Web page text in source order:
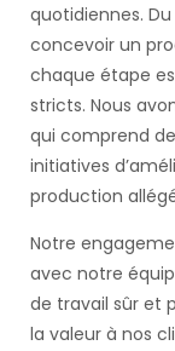
quotidiennes.
concevoir un
chaque étape
stricts. Nous
qui comprend
initiatives
production
Notre
avec notre
de travail sûr et
la valeur à nos